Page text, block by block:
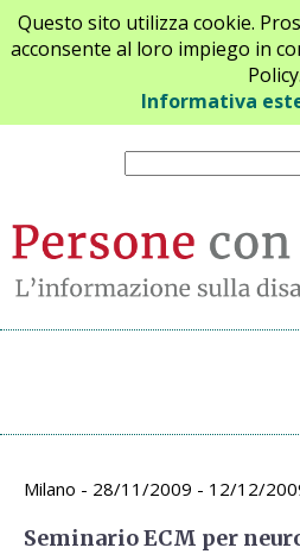
Questo sito utilizza cookie.
acconsente al loro impiego in
Policy.
Informativa
Chi siamo
Archivio
Milano - 28/11/2009 - 12/12/
Seminario ECM per